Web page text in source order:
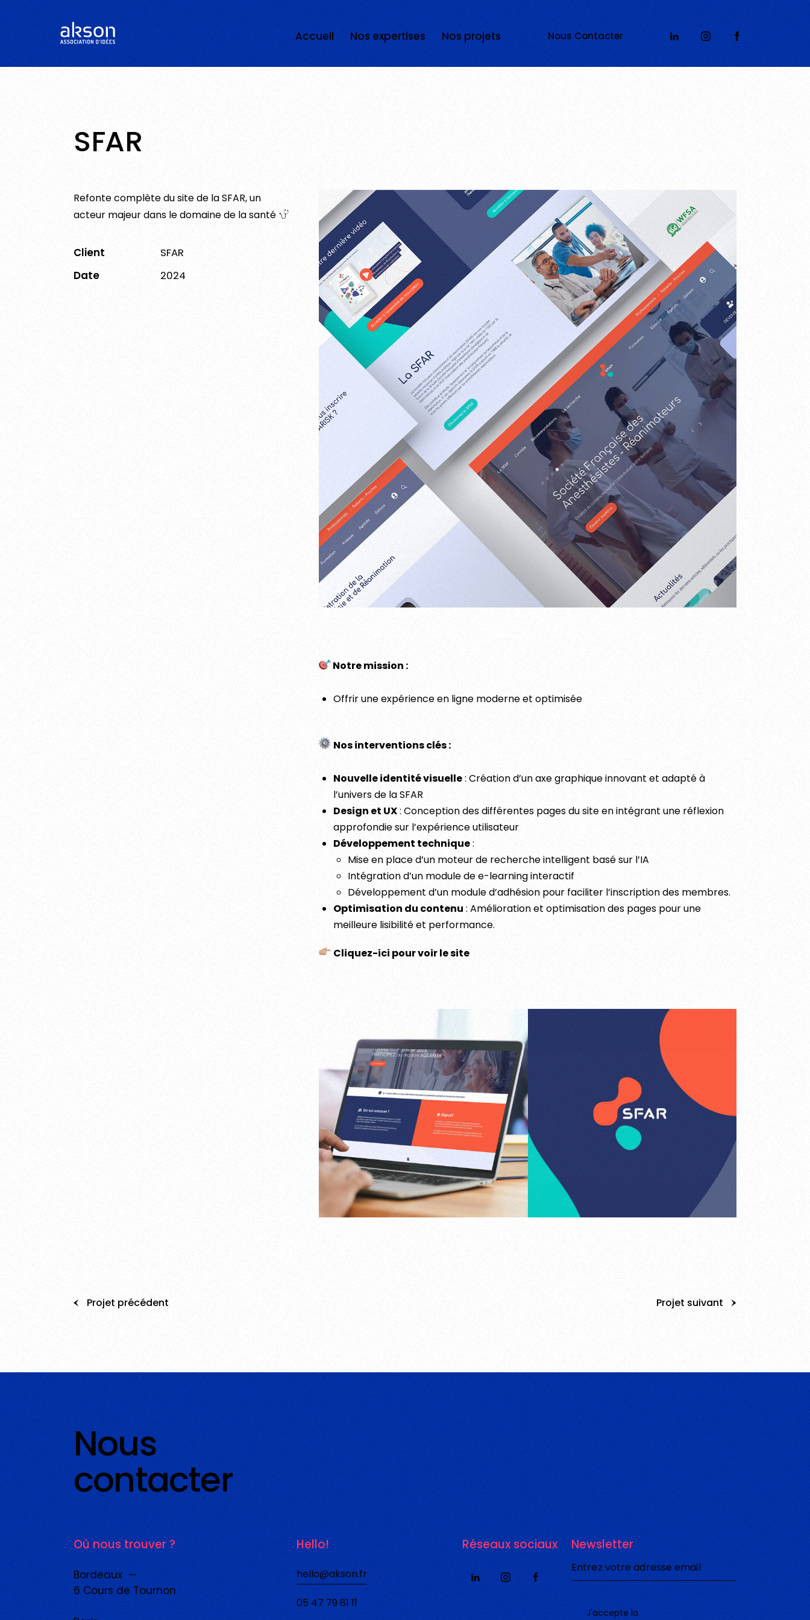
Accueil Nos expertises Nos projets Nous Contacter
SFAR
Refonte complète du site de la SFAR, un
acteur majeur dans le domaine de la santé
Client
SFAR
Date
2024
Notre mission :
Offrir une expérience en ligne moderne et optimisée
Nos interventions clés :
Nouvelle identité visuelle: Création d’un axe graphique innovant et adapté à
l’univers de la SFAR
Design et UX: Conception des différentes pages du site en intégrant une réflexion
approfondie sur l’expérience utilisateur
Développement technique:
Mise en place d’un moteur de recherche intelligent basé sur l’IA
Intégration d’un module de e-learning interactif
Développement d’un module d’adhésion pour faciliter l’inscription des membres.
Optimisation du contenu : Amélioration et optimisation des pages pour une
meilleure lisibilité et performance.
Cliquez-ici pour voir le site
Projet précédent Projet suivant
Nous
contacter
Où nous trouver ?
Bordeaux —
6 Cours de Tournon
Hello!
hello@akson.fr
05 47 79 81 11
Réseaux sociaux Newsletter
J'accepte la